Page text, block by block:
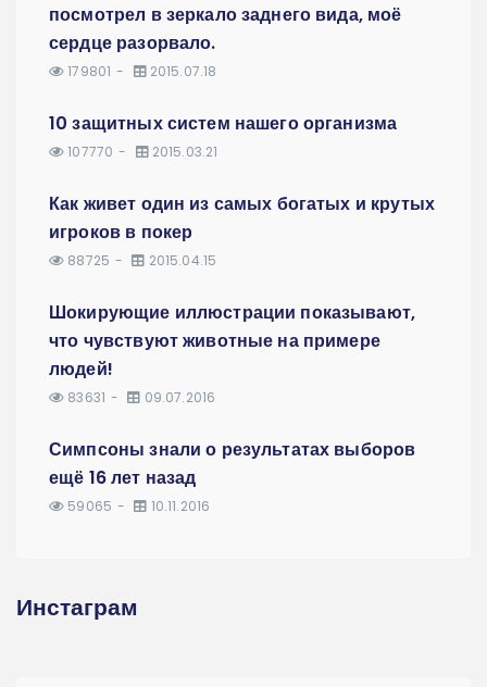
посмотрел в зеркало заднего вида, моё
сердце разорвало.
179801 2015.07.18
10 защитных систем нашего организма
107770 2015.03.21
Как живет один из самых богатых и крутых
игроков в покер
88725 2015.04.15
Шокирующие иллюстрации показывают,
что чувствуют животные на примере
людей!
83631 09.07.2016
Симпсоны знали о результатах выборов
ещё 16 лет назад
59065 10.11.2016
Инстаграм